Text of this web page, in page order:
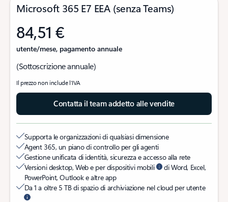
Microsoft 365 E7 EEA (senza Teams)
84,51 €
utente/mese, pagamento annuale
(Sottoscrizione annuale)
Il prezzo non include l’IVA
Contatta il team addetto alle vendite
Supporta le organizzazioni di qualsiasi dimensione
Agent 365, un piano di controllo per gli agenti
Gestione unificata di identità, sicurezza e accesso alla rete
Versioni desktop, Web e per dispositivi mobili
di Word, Excel,
PowerPoint, Outlook e altre app
Da 1 a oltre 5 TB di spazio di archiviazione nel cloud per utente